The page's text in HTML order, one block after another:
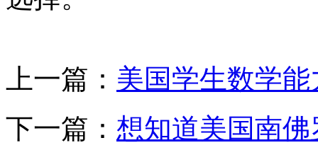
上一篇： 美国学生数学
下一篇： 想知道美国南